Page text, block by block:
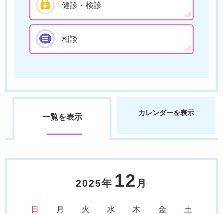
健診・検診
相談
一覧を表示 カレンダーを表示
2025年 12 月
日 月 火 水 木 金 土